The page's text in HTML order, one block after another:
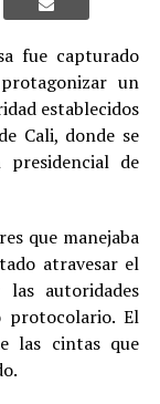
fue capturado
un
establecidos
Cali, donde se
presidencial de
que manejaba
atravesar el
autoridades
protocolario. El
las cintas que